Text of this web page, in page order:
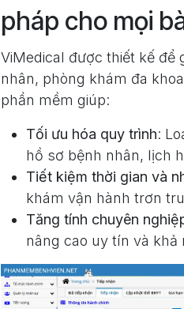
pháp cho mọi
ViMedical được thiết kế để
nhân, phòng khám đa
phần mềm giúp:
Tối ưu hóa quy trình:
hồ sơ bệnh nhân, lịch
Tiết kiệm thời gian và
khám vận hành trơn
Tăng tính chuyên
nâng cao uy tín và khả